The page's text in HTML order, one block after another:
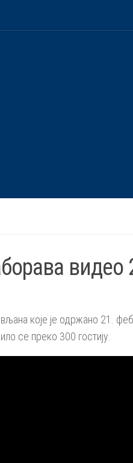
видео
које је одржано 21.
се преко 300 гостију.